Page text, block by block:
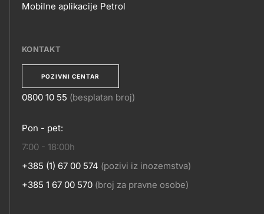
APLIKACIJE
Mobilne aplikacije Petrol
KONTAKT
POZIVNI CENTAR
KONTAKT
0800 10 55 (besplatan broj)
Pon - pet:
7:00 - 18:00h
+385 (1) 67 00 574 (pozivi iz inozemstva)
+385 1 67 00 570 (broj za pravne osobe)